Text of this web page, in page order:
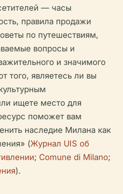
— часы
правила продажи
по путешествиям,
вопросы и
и значимого
того, являетесь ли вы
ищете место для
поможет вам
наследие Милана как
(Журнал UIS об
; Comune di Milano;
).